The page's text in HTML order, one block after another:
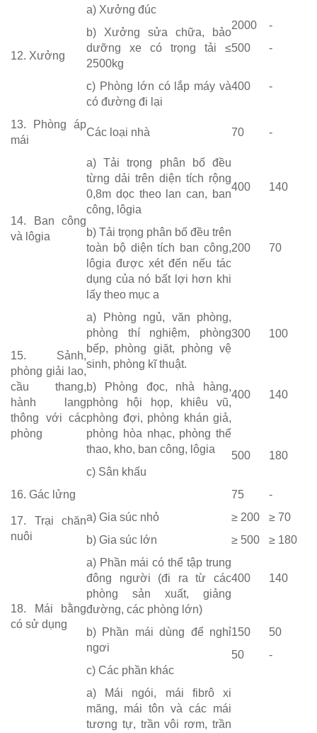
12. Xưởng
a) Xưởng đúc
b) Xưởng sửa chữa, bảo
dưỡng xe có trọng tải ≤
2500kg
c) Phòng lớn có lắp máy và
có đường đi lại
2000
500
400
-
-
-
13. Phòng áp
mái
Các loại nhà 70 -
14. Ban công
và lôgia
a) Tải trọng phân bố đều
từng dải trên diện tích rộng
0,8m dọc theo lan can, ban
công, lôgia
b) Tải trọng phân bố đều trên
toàn bộ diện tích ban công,
lôgia được xét đến nếu tác
dụng của nó bất lợi hơn khi
lấy theo mục a
400
200
140
70
15. Sảnh,
phòng giải lao,
cầu thang,
hành lang
thông với các
phòng
a) Phòng ngủ, văn phòng,
phòng thí nghiệm, phòng
bếp, phòng giặt, phòng vệ
sinh, phòng kĩ thuật.
b) Phòng đọc, nhà hàng,
phòng hội họp, khiêu vũ,
phòng đợi, phòng khán giả,
phòng hòa nhạc, phòng thể
thao, kho, ban công, lôgia
c) Sân khấu
300
400
500
100
140
180
16. Gác lửng 75 -
17. Trại chăn
nuôi
a) Gia súc nhỏ
b) Gia súc lớn
≥ 200
≥ 500
≥ 70
≥ 180
18. Mái bằng
có sử dụng
a) Phần mái có thể tập trung
đông người (đi ra từ các
phòng sản xuất, giảng
đường, các phòng lớn)
b) Phần mái dùng để nghỉ
ngơi
c) Các phần khác
400
150
50
140
50
-
a) Mái ngói, mái fibrô xi
măng, mái tôn và các mái
tương tự, trần vôi rơm, trần